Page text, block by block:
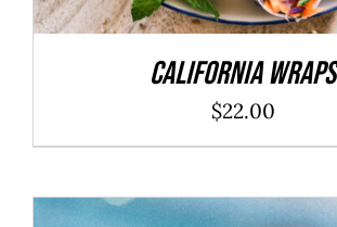
California Wraps
$22.00